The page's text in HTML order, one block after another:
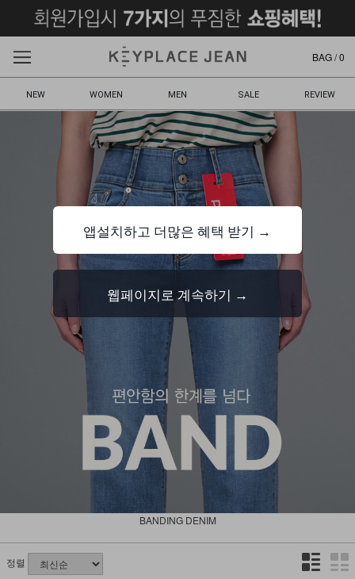
BAG /0
NEW WOMEN MEN SALE REVIEW
BANDING DENIM
정렬
앱설치하고 더많은 혜택 받기 →
웹페이지로 계속하기 →